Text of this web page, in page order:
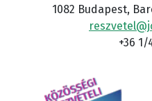
1082 Budapest,
+36 1/